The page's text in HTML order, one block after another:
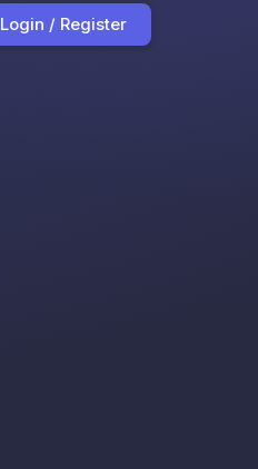
Login / Register